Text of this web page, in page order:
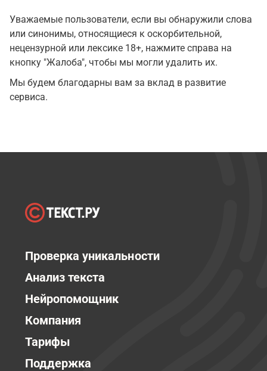
Уважаемые пользователи, если вы обнаружили слова
или синонимы, относящиеся к оскорбительной,
нецензурной или лексике 18+, нажмите справа на
кнопку "Жалоба", чтобы мы могли удалить их.
Мы будем благодарны вам за вклад в развитие
сервиса.
Проверка уникальности
Анализ текста
Нейропомощник
Компания
Тарифы
Поддержка